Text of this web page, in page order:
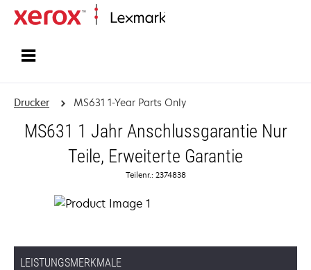
Drucker MS631 1-Year Parts Only
MS631 1 Jahr Anschlussgarantie Nur
Teile, Erweiterte Garantie
Teilenr.: 2374838
LEISTUNGSMERKMALE